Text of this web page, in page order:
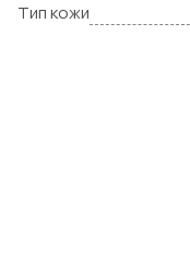
Тип кожи